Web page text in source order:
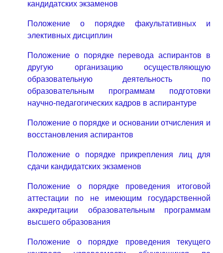
кандидатских экзаменов
Положение о порядке факультативных и
элективных дисциплин
Положение о порядке перевода аспирантов в
другую организацию осуществляющую
образовательную деятельность по
образовательным программам подготовки
научно-педагогических кадров в аспирантуре
Положение о порядке и основании отчисления и
восстановления аспирантов
Положение о порядке прикрепления лиц для
сдачи кандидатских экзаменов
Положение о порядке проведения итоговой
аттестации по не имеющим государственной
аккредитации образовательным программам
высшего образования
Положение о порядке проведения текущего